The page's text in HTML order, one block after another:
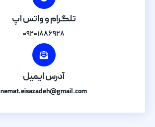
تلگرام و واتس اپ
۰۹۲۰۱۸۸۶۹۲۸
آدرس ایمیل
nemat.eisazadeh@gmail.com